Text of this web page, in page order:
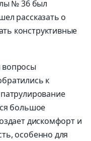
№ 36 был
рассказать о
конструктивные
вопросы
к
большое
дискомфорт и
особенно для